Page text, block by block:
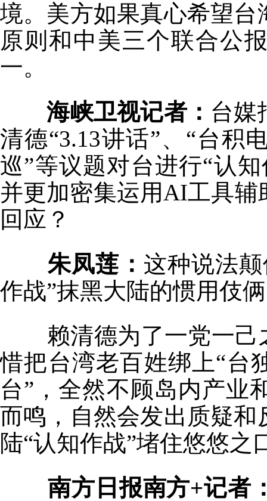
境。美方如果真心希望
原则和中美三个联合公
一。
海峡卫视记者： 台媒
清德“3.13讲话”、“台积
巡”等议题对台进行“认
并更加密集运用AI工具
回应？
朱凤莲： 这种说法
作战”抹黑大陆的惯用伎
赖清德为了一党一己
惜把台湾老百姓绑上“台
台”，全然不顾岛内产业
而鸣，自然会发出质疑
陆“认知作战”堵住悠悠
南方日报南方+记者